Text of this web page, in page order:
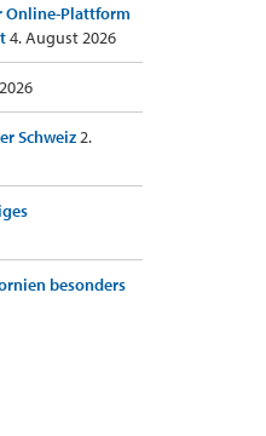
Online-Plattform
4. August 2026
Schweiz2.
besonders